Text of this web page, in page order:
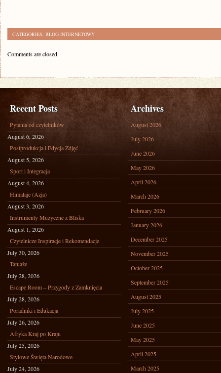
CATEGORIES: BLOG INTERNETOWY
Comments are closed.
Recent Posts
Pytania od czytelników
August 6, 2026
Postprodukcja i Edycja Zdjęć
August 5, 2026
Sport i Integracja
August 4, 2026
Himalaje (Azja)
August 3, 2026
Instrumenty Muzyczne z Bliska
August 1, 2026
Czytelnicze Inspiracje i Rekomendacje
July 30, 2026
Tatuaże
July 28, 2026
Escape Room – Przygody z Zamknięcia
July 28, 2026
Poradniki i Edukacja
July 26, 2026
Afryka Kraj po Kraju
July 25, 2026
Stylowe Święta Narodowe
July 24, 2026
Archives
August 2026
July 2026
June 2026
May 2026
April 2026
March 2026
February 2026
January 2026
December 2025
November 2025
October 2025
September 2025
August 2025
July 2025
June 2025
May 2025
April 2025
March 2025